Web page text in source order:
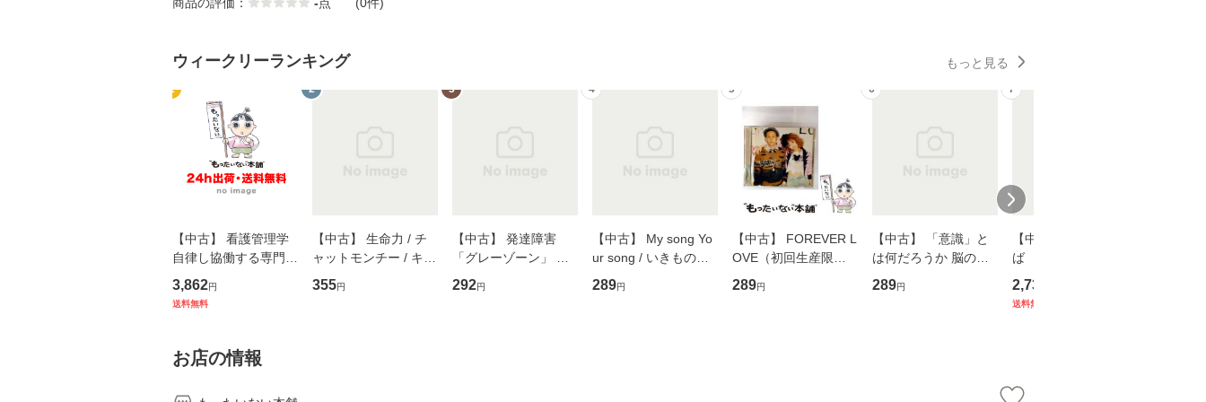
ウィークリーランキング もっと見る
1
【中古】 看護管理学
自律し協働する専門職
の看護マネジメントス
キル 改訂第3版 (看護
堂 [単行
3,862円
送料無料
2
【中古】 生命力 / チ
ャットモンチー / キュ
ーンレコード [CD]
【メール便送料無料】
355円
3
【中古】 発達障害
「グレーゾーン」 そ
の正しい理解と克服法
(SB新書 572) / 岡田尊
292円
4
【中古】 My song Yo
ur song / いきものが
かり / [CD]【メール便
送料無料】
289円
5
【中古】 FOREVER L
OVE（初回生産限定
盤） / 清水翔太×加藤
ミリヤ / [CD]【メール
289円
6
【中古】 「意識」と
は何だろうか 脳の来
歴、知覚の錯誤 （講
談社現代新書） / 下条
289円
7
【中古】 耳をすませ
ば 〈2枚組〉 [DVD] /
ブエナ・ビスタ・ホー
ム・エンターテイメン
2,735
送料無料
お店の情報